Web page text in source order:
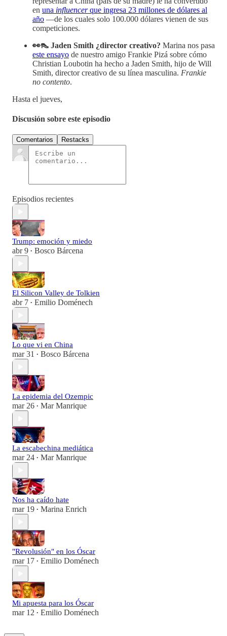
en una influencerque ingresa 23 millones de dólares al
año —de los cuales solo 100.000 dólares vienen de sus
competiciones.
👀👠 Jaden Smith ¿director creativo? Marina nos pasa
este ensayo de nuestro amigo Frankie Pizá sobre cómo
Christian Loubotin ha hecho a Jaden Smith, hijo de Will
Smith, director creativo de su línea masculina. Frankie
no contento.
Hasta el jueves,
Discusión sobre este episodio
Comentarios Restacks
Episodios recientes
Trump: emoción y miedo
abr 9 • Bosco Bárcena
El Silicon Valley de Tolkien
abr 7 • Emilio Doménech
Lo que vi en China
mar 31 • Bosco Bárcena
La epidemia del Ozempic
mar 26 • Mar Manrique
La escabechina mediática
mar 24 • Mar Manrique
Nos ha caído hate
mar 19 • Marina Enrich
"Revolusión" en los Óscar
mar 17 • Emilio Doménech
Mi apuesta para los Óscar
mar 12 • Emilio Doménech